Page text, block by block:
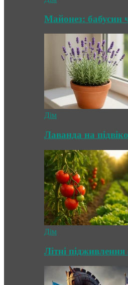
Майонез: бабусин
Дім
Лаванда на
Дім
Літні